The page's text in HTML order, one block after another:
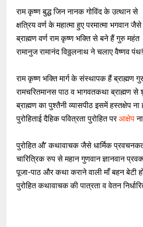
राम कृष्ण बुद्ध जिन नानक गोविंद के उत्थान से
क्षत्रिय वर्ण के महात्मा हुए परमात्मा भगवान जैसे
ब्राह्मण वर्ण राम कृष्ण भक्ति से बने हैं गुरु महंत
रामानुज रामानंद विठ्ठलनाथ ने चलाए वैष्णव पंथ!
राम कृष्ण भक्ति मार्ग के संस्थापक हैं ब्राह्मण
रामचरितमानस पाठ व भागवतकथा ब्राह्मण से
ब्राह्मण का पुश्तैनी व्यासपीठ इसमें हस्तक्षेप ना
पुरोहिताई दैहिक पवित्रता पुरोहित परआक्षेप
पुरोहित औ’ कथावाचक जैसे धार्मिक
चारित्रिक रुप से महान गुणवान ज्ञानवान
पूजा-पाठ और कथा कराने वाली माँ बहन बेटी
पुरोहित कथावाचक की पात्रता व वेतन